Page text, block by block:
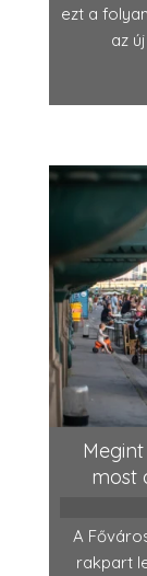
ezt a
az
most
A
rakpart